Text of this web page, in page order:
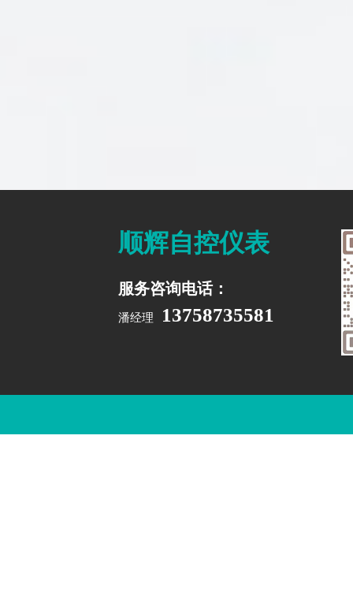
顺辉自控仪表
服务咨询电话：
潘经理 13758735581